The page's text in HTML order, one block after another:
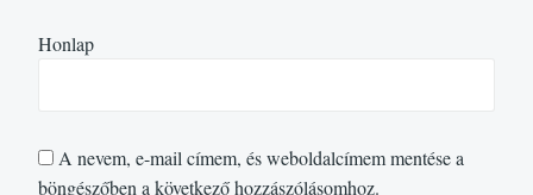
Honlap
A nevem, e-mail címem, és weboldalcímem mentése a
böngészőben a következő hozzászólásomhoz.